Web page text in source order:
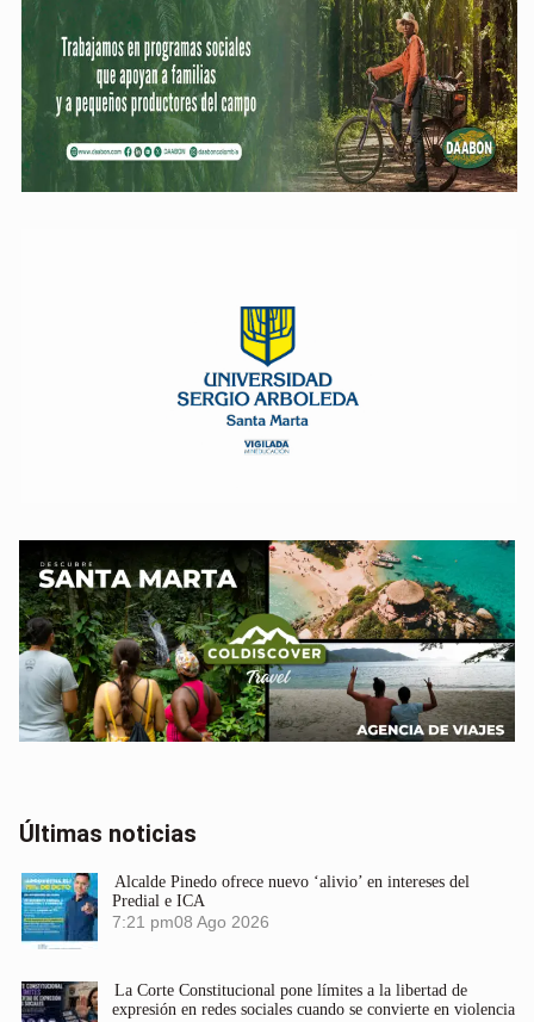
Últimas noticias
Alcalde Pinedo ofrece nuevo ‘alivio’ en intereses del
Predial e ICA
7:21 pm08 Ago 2026
La Corte Constitucional pone límites a la libertad de
expresión en redes sociales cuando se convierte en violencia